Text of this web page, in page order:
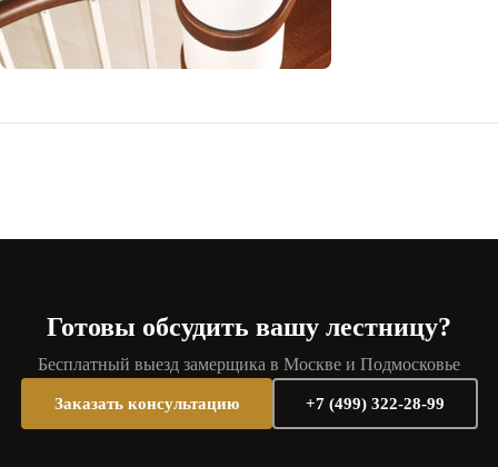
Готовы обсудить вашу лестницу?
Бесплатный выезд замерщика в Москве и Подмосковье
Заказать консультацию +7 (499) 322-28-99